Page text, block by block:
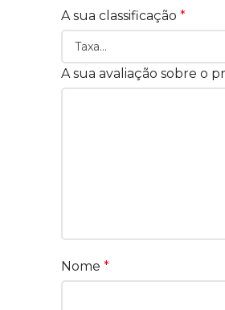
A sua classificação *
A sua avaliação sobre o
Nome *